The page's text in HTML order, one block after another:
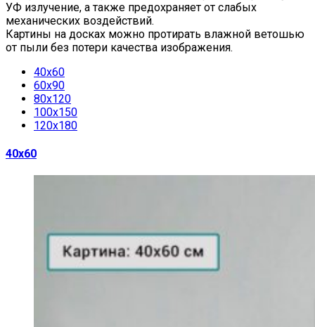
УФ излучение, а также предохраняет от слабых
механических воздействий.
Картины на досках можно протирать влажной ветошью
от пыли без потери качества изображения.
40х60
60х90
80х120
100х150
120х180
40х60